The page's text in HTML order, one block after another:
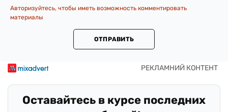
Авторизуйтесь, чтобы иметь возможность комментировать
материалы
ОТПРАВИТЬ
Оставайтесь в курсе последних